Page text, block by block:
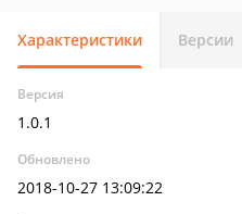
Характеристики Версии
Версия
1.0.1
Обновлено
2018-10-27 13:09:22